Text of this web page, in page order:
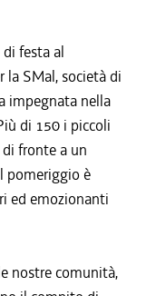
festa al
la SMal, società di
impegnata nella
di 150 i piccoli
fronte a un
pomeriggio è
ed emozionanti
nostre comunità,